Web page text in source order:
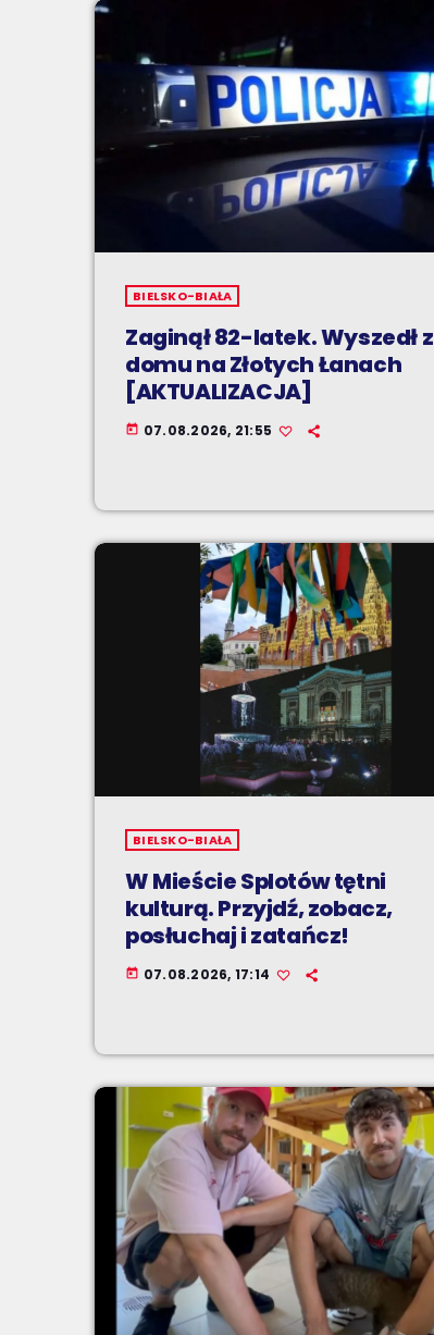
BIELSKO-BIAŁA
Zaginął 82-latek. Wyszedł z
domu na Złotych Łanach
[AKTUALIZACJA]
today 07.08.2026, 21:55
BIELSKO-BIAŁA
W Mieście Splotów tętni
kulturą. Przyjdź, zobacz,
posłuchaj i zatańcz!
today 07.08.2026, 17:14